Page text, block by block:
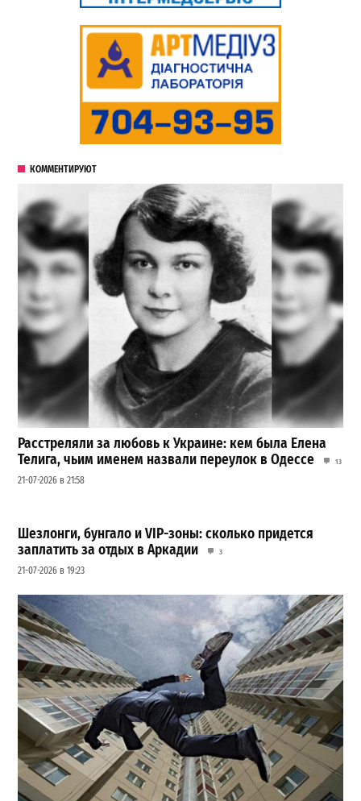
КОММЕНТИРУЮТ
Расстреляли за любовь к Украине: кем была Елена
Телига, чьим именем назвали переулок в Одессе
13
21-07-2026 в 21:58
Шезлонги, бунгало и VIP-зоны: сколько придется
заплатить за отдых в Аркадии
3
21-07-2026 в 19:23